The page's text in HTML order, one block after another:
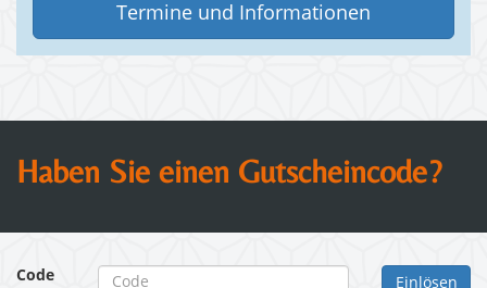
Termine und Informationen
Haben Sie einen Gutscheincode?
Code